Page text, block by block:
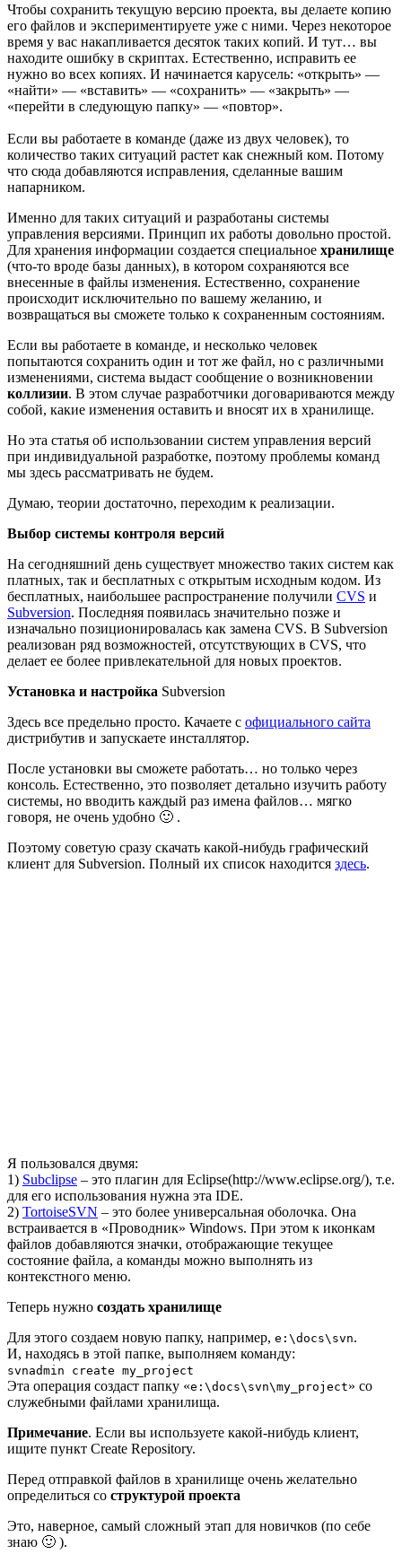
Чтобы сохранить текущую версию проекта, вы делаете копию
его файлов и экспериментируете уже с ними. Через некоторое
время у вас накапливается десяток таких копий. И тут… вы
находите ошибку в скриптах. Естественно, исправить ее
нужно во всех копиях. И начинается карусель: «открыть» —
«найти» — «вставить» — «сохранить» — «закрыть» —
«перейти в следующую папку» — «повтор».
Если вы работаете в команде (даже из двух человек), то
количество таких ситуаций растет как снежный ком. Потому
что сюда добавляются исправления, сделанные вашим
напарником.
Именно для таких ситуаций и разработаны системы
управления версиями. Принцип их работы довольно простой.
Для хранения информации создается специальное хранилище
(что-то вроде базы данных), в котором сохраняются все
внесенные в файлы изменения. Естественно, сохранение
происходит исключительно по вашему желанию, и
возвращаться вы сможете только к сохраненным состояниям.
Если вы работаете в команде, и несколько человек
попытаются сохранить один и тот же файл, но с различными
изменениями, система выдаст сообщение о возникновении
коллизии. В этом случае разработчики договариваются между
собой, какие изменения оставить и вносят их в хранилище.
Но эта статья об использовании систем управления версий
при индивидуальной разработке, поэтому проблемы команд
мы здесь рассматривать не будем.
Думаю, теории достаточно, переходим к реализации.
Выбор системы контроля версий
На сегодняшний день существует множество таких систем как
платных, так и бесплатных с открытым исходным кодом. Из
бесплатных, наибольшее распространение получили CVS и
Subversion. Последняя появилась значительно позже и
изначально позиционировалась как замена CVS. В Subversion
реализован ряд возможностей, отсутствующих в CVS, что
делает ее более привлекательной для новых проектов.
Установка и настройка Subversion
Здесь все предельно просто. Качаете с официального сайта
дистрибутив и запускаете инсталлятор.
После установки вы сможете работать… но только через
консоль. Естественно, это позволяет детально изучить работу
системы, но вводить каждый раз имена файлов… мягко
говоря, не очень удобно 🙂 .
Поэтому советую сразу скачать какой-нибудь графический
клиент для Subversion. Полный их список находится здесь.
Я пользовался двумя:
1) Subclipse – это плагин для Eclipse(http://www.eclipse.org/), т.е.
для его использования нужна эта IDE.
2) TortoiseSVN – это более универсальная оболочка. Она
встраивается в «Проводник» Windows. При этом к иконкам
файлов добавляются значки, отображающие текущее
состояние файла, а команды можно выполнять из
контекстного меню.
Теперь нужно создать хранилище
Для этого создаем новую папку, например, e:\docs\svn.
И, находясь в этой папке, выполняем команду:
svnadmin create my_project
Эта операция создаст папку «e:\docs\svn\my_project» со
служебными файлами хранилища.
Примечание. Если вы используете какой-нибудь клиент,
ищите пункт Create Repository.
Перед отправкой файлов в хранилище очень желательно
определиться со структурой проекта
Это, наверное, самый сложный этап для новичков (по себе
знаю 🙂 ).